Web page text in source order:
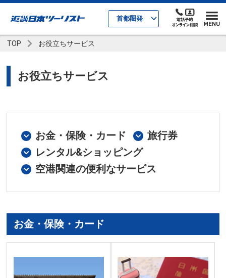
首都圏発
TOP お役立ちサービス
お役立ちサービス
お金・保険・カード
旅行券
レンタル&ショッピング
空港関連の便利なサービス
お金・保険・カード